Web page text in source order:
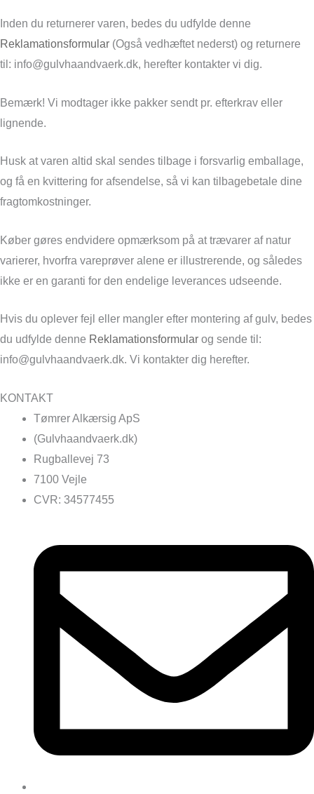
Inden du returnerer varen, bedes du udfylde denne
Reklamationsformular (Også vedhæftet nederst) og returnere
til: info@gulvhaandvaerk.dk, herefter kontakter vi dig.
Bemærk! Vi modtager ikke pakker sendt pr. efterkrav eller
lignende.
Husk at varen altid skal sendes tilbage i forsvarlig emballage,
og få en kvittering for afsendelse, så vi kan tilbagebetale dine
fragtomkostninger.
Køber gøres endvidere opmærksom på at trævarer af natur
varierer, hvorfra vareprøver alene er illustrerende, og således
ikke er en garanti for den endelige leverances udseende.
Hvis du oplever fejl eller mangler efter montering af gulv, bedes
du udfylde denne Reklamationsformular og sende til:
info@gulvhaandvaerk.dk. Vi kontakter dig herefter.
KONTAKT
Tømrer Alkærsig ApS
(Gulvhaandvaerk.dk)
Rugballevej 73
7100 Vejle
CVR: 34577455